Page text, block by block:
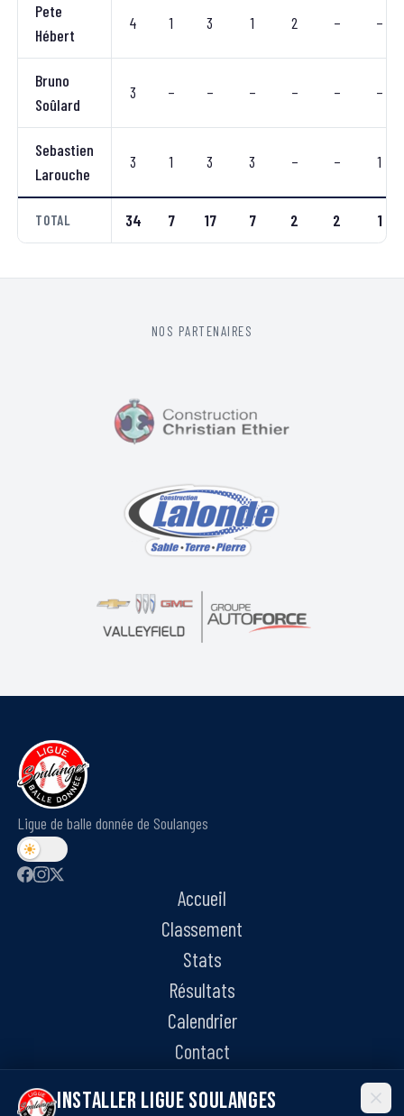
Pete
Hébert
4 1 3 1 2 – –
Bruno
Soûlard
3 – – – – – –
Sebastien
Larouche
3 1 3 3 – – 1
TOTAL 34 7 17 7 2 2 1
NOS PARTENAIRES
Ligue de balle donnée de Soulanges
Accueil
Classement
Stats
Résultats
Calendrier
Contact
Installer Ligue Soulanges